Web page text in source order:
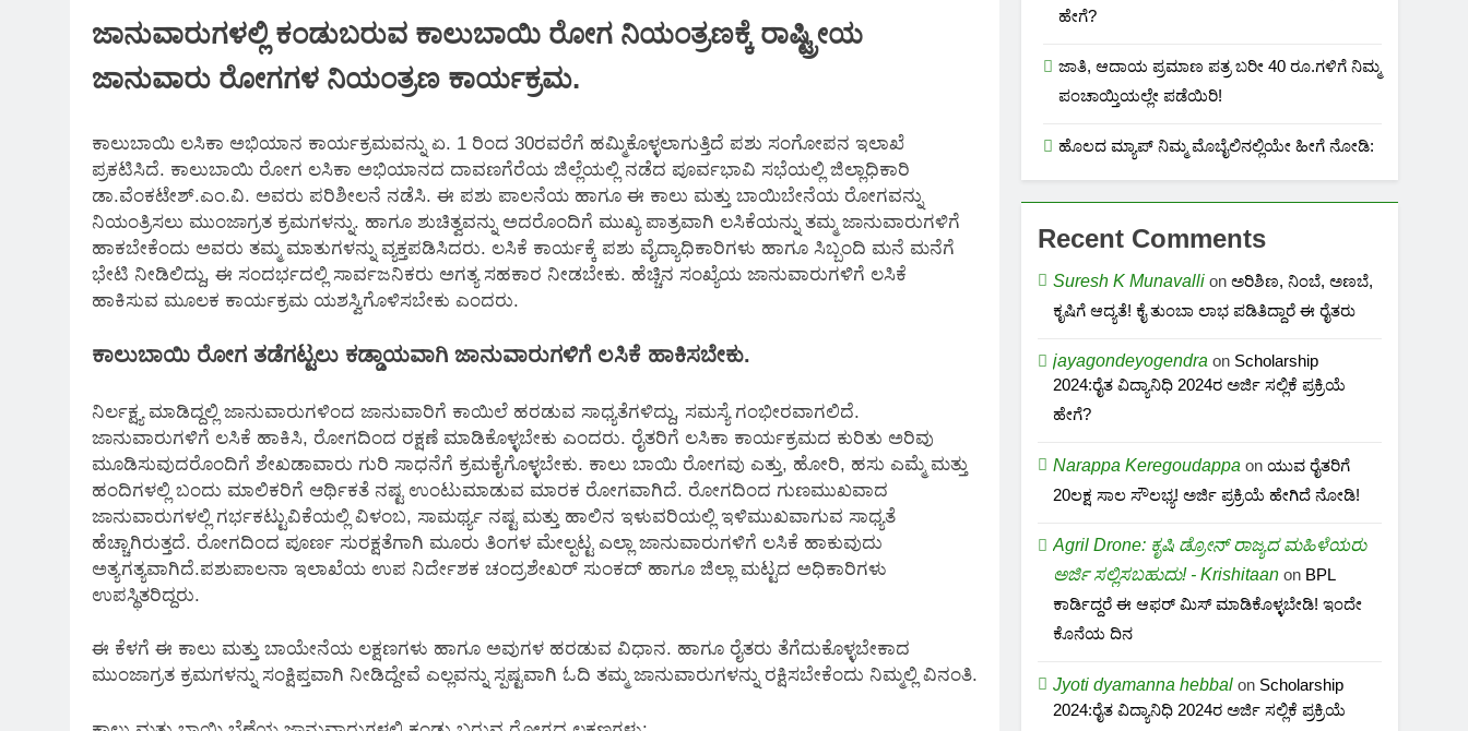
ಜಾನುವಾರುಗಳಲ್ಲಿ ಕಂಡುಬರುವ ಕಾಲುಬಾಯಿ ರೋಗ ನಿಯಂತ್ರಣಕ್ಕೆ ರಾಷ್ಟ್ರೀಯ
ಜಾನುವಾರು ರೋಗಗಳ ನಿಯಂತ್ರಣ ಕಾರ್ಯಕ್ರಮ.
ಕಾಲುಬಾಯಿ ಲಸಿಕಾ ಅಭಿಯಾನ ಕಾರ್ಯಕ್ರಮವನ್ನು ಏ. 1 ರಿಂದ 30ರವರೆಗೆ ಹಮ್ಮಿಕೊಳ್ಳಲಾಗುತ್ತಿದೆ ಪಶು ಸಂಗೋಪನ ಇಲಾಖೆ
ಪ್ರಕಟಿಸಿದೆ. ಕಾಲುಬಾಯಿ ರೋಗ ಲಸಿಕಾ ಅಭಿಯಾನದ ದಾವಣಗೆರೆಯ ಜಿಲ್ಲೆಯಲ್ಲಿ ನಡೆದ ಪೂರ್ವಭಾವಿ ಸಭೆಯಲ್ಲಿ ಜಿಲ್ಲಾಧಿಕಾರಿ
ಡಾ.ವೆಂಕಟೇಶ್.ಎಂ.ವಿ. ಅವರು ಪರಿಶೀಲನೆ ನಡೆಸಿ. ಈ ಪಶು ಪಾಲನೆಯ ಹಾಗೂ ಈ ಕಾಲು ಮತ್ತು ಬಾಯಿಬೇನೆಯ ರೋಗವನ್ನು
ನಿಯಂತ್ರಿಸಲು ಮುಂಜಾಗ್ರತ ಕ್ರಮಗಳನ್ನು. ಹಾಗೂ ಶುಚಿತ್ವವನ್ನು ಅದರೊಂದಿಗೆ ಮುಖ್ಯ ಪಾತ್ರವಾಗಿ ಲಸಿಕೆಯನ್ನು ತಮ್ಮ ಜಾನುವಾರುಗಳಿಗೆ
ಹಾಕಬೇಕೆಂದು ಅವರು ತಮ್ಮ ಮಾತುಗಳನ್ನು ವ್ಯಕ್ತಪಡಿಸಿದರು. ಲಸಿಕೆ ಕಾರ್ಯಕ್ಕೆ ಪಶು ವೈದ್ಯಾಧಿಕಾರಿಗಳು ಹಾಗೂ ಸಿಬ್ಬಂದಿ ಮನೆ ಮನೆಗೆ
ಭೇಟಿ ನೀಡಿಲಿದ್ದು, ಈ ಸಂದರ್ಭದಲ್ಲಿ ಸಾರ್ವಜನಿಕರು ಅಗತ್ಯ ಸಹಕಾರ ನೀಡಬೇಕು. ಹೆಚ್ಚಿನ ಸಂಖ್ಯೆಯ ಜಾನುವಾರುಗಳಿಗೆ ಲಸಿಕೆ
ಹಾಕಿಸುವ ಮೂಲಕ ಕಾರ್ಯಕ್ರಮ ಯಶಸ್ವಿಗೊಳಿಸಬೇಕು ಎಂದರು.
ಕಾಲುಬಾಯಿ ರೋಗ ತಡೆಗಟ್ಟಲು ಕಡ್ಡಾಯವಾಗಿ ಜಾನುವಾರುಗಳಿಗೆ ಲಸಿಕೆ ಹಾಕಿಸಬೇಕು.
ನಿರ್ಲಕ್ಷ್ಯ ಮಾಡಿದ್ದಲ್ಲಿ ಜಾನುವಾರುಗಳಿಂದ ಜಾನುವಾರಿಗೆ ಕಾಯಿಲೆ ಹರಡುವ ಸಾಧ್ಯತೆಗಳಿದ್ದು, ಸಮಸ್ಯೆ ಗಂಭೀರವಾಗಲಿದೆ.
ಜಾನುವಾರುಗಳಿಗೆ ಲಸಿಕೆ ಹಾಕಿಸಿ, ರೋಗದಿಂದ ರಕ್ಷಣೆ ಮಾಡಿಕೊಳ್ಳಬೇಕು ಎಂದರು. ರೈತರಿಗೆ ಲಸಿಕಾ ಕಾರ್ಯಕ್ರಮದ ಕುರಿತು ಅರಿವು
ಮೂಡಿಸುವುದರೊಂದಿಗೆ ಶೇಖಡಾವಾರು ಗುರಿ ಸಾಧನೆಗೆ ಕ್ರಮಕೈಗೊಳ್ಳಬೇಕು. ಕಾಲು ಬಾಯಿ ರೋಗವು ಎತ್ತು, ಹೋರಿ, ಹಸು ಎಮ್ಮೆ ಮತ್ತು
ಹಂದಿಗಳಲ್ಲಿ ಬಂದು ಮಾಲಿಕರಿಗೆ ಆರ್ಥಿಕತೆ ನಷ್ಟ ಉಂಟುಮಾಡುವ ಮಾರಕ ರೋಗವಾಗಿದೆ. ರೋಗದಿಂದ ಗುಣಮುಖವಾದ
ಜಾನುವಾರುಗಳಲ್ಲಿ ಗರ್ಭಕಟ್ಟುವಿಕೆಯಲ್ಲಿ ವಿಳಂಬ, ಸಾಮರ್ಥ್ಯ ನಷ್ಟ ಮತ್ತು ಹಾಲಿನ ಇಳುವರಿಯಲ್ಲಿ ಇಳಿಮುಖವಾಗುವ ಸಾಧ್ಯತೆ
ಹೆಚ್ಚಾಗಿರುತ್ತದೆ. ರೋಗದಿಂದ ಪೂರ್ಣ ಸುರಕ್ಷತೆಗಾಗಿ ಮೂರು ತಿಂಗಳ ಮೇಲ್ಪಟ್ಟ ಎಲ್ಲಾ ಜಾನುವಾರುಗಳಿಗೆ ಲಸಿಕೆ ಹಾಕುವುದು
ಅತ್ಯಗತ್ಯವಾಗಿದೆ.ಪಶುಪಾಲನಾ ಇಲಾಖೆಯ ಉಪ ನಿರ್ದೇಶಕ ಚಂದ್ರಶೇಖರ್ ಸುಂಕದ್ ಹಾಗೂ ಜಿಲ್ಲಾ ಮಟ್ಟದ ಅಧಿಕಾರಿಗಳು
ಉಪಸ್ಥಿತರಿದ್ದರು.
ಈ ಕೆಳಗೆ ಈ ಕಾಲು ಮತ್ತು ಬಾಯೇನೆಯ ಲಕ್ಷಣಗಳು ಹಾಗೂ ಅವುಗಳ ಹರಡುವ ವಿಧಾನ. ಹಾಗೂ ರೈತರು ತೆಗೆದುಕೊಳ್ಳಬೇಕಾದ
ಮುಂಜಾಗ್ರತ ಕ್ರಮಗಳನ್ನು ಸಂಕ್ಷಿಪ್ತವಾಗಿ ನೀಡಿದ್ದೇವೆ ಎಲ್ಲವನ್ನು ಸ್ಪಷ್ಟವಾಗಿ ಓದಿ ತಮ್ಮ ಜಾನುವಾರುಗಳನ್ನು ರಕ್ಷಿಸಬೇಕೆಂದು ನಿಮ್ಮಲ್ಲಿ ವಿನಂತಿ.
ಹೇಗೆ?
ಜಾತಿ, ಆದಾಯ ಪ್ರಮಾಣ ಪತ್ರ ಬರೀ 40 ರೂ.ಗಳಿಗೆ ನಿಮ್ಮ
ಪಂಚಾಯ್ತಿಯಲ್ಲೇ ಪಡೆಯಿರಿ!
ಹೊಲದ ಮ್ಯಾಪ್ ನಿಮ್ಮ ಮೊಬೈಲಿನಲ್ಲಿಯೇ ಹೀಗೆ ನೋಡಿ:
Recent Comments
Suresh K Munavalli onಅರಿಶಿಣ, ನಿಂಬೆ, ಅಣಬೆ,
ಕೃಷಿಗೆ ಆದ್ಯತೆ! ಕೈ ತುಂಬಾ ಲಾಭ ಪಡಿತಿದ್ದಾರೆ ಈ ರೈತರು
jayagondeyogendra on Scholarship
2024:ರೈತ ವಿದ್ಯಾನಿಧಿ 2024ರ ಅರ್ಜಿ ಸಲ್ಲಿಕೆ ಪ್ರಕ್ರಿಯೆ
ಹೇಗೆ?
Narappa Keregoudappa onಯುವ ರೈತರಿಗೆ
20ಲಕ್ಷ ಸಾಲ ಸೌಲಭ್ಯ! ಅರ್ಜಿ ಪ್ರಕ್ರಿಯೆ ಹೇಗಿದೆ ನೋಡಿ!
Agril Drone: ಕೃಷಿ ಡ್ರೋನ್ ರಾಜ್ಯದ ಮಹಿಳೆಯರು
ಅರ್ಜಿ ಸಲ್ಲಿಸಬಹುದು! - Krishitaan on BPL
ಕಾರ್ಡಿದ್ದರೆ ಈ ಆಫರ್ ಮಿಸ್ ಮಾಡಿಕೊಳ್ಳಬೇಡಿ! ಇಂದೇ
ಕೊನೆಯ ದಿನ
Jyoti dyamanna hebbal on Scholarship
2024:ರೈತ ವಿದ್ಯಾನಿಧಿ 2024ರ ಅರ್ಜಿ ಸಲ್ಲಿಕೆ ಪ್ರಕ್ರಿಯೆ